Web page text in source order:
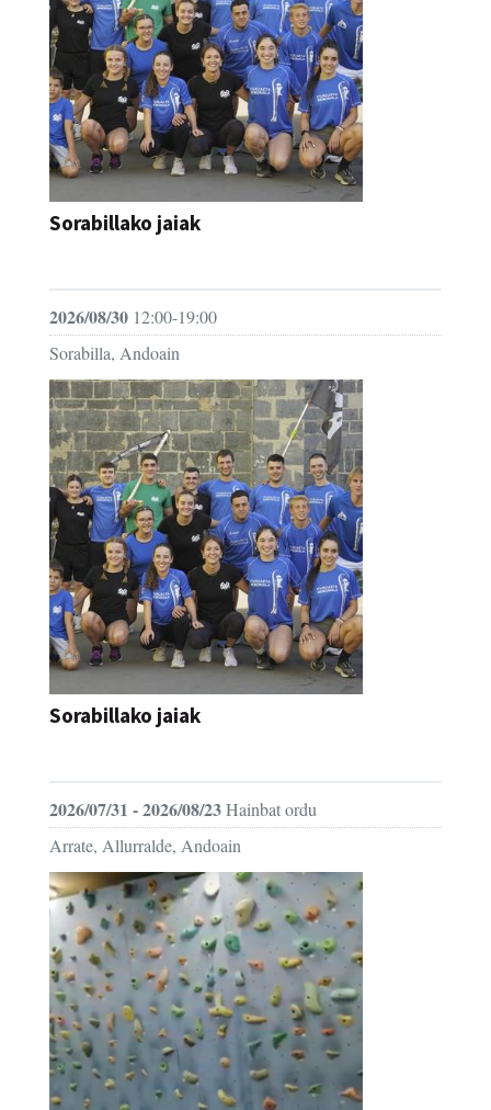
Sorabillako jaiak
2026/08/30 12:00-19:00
Sorabilla, Andoain
Sorabillako jaiak
2026/07/31 - 2026/08/23Hainbat ordu
Arrate, Allurralde, Andoain